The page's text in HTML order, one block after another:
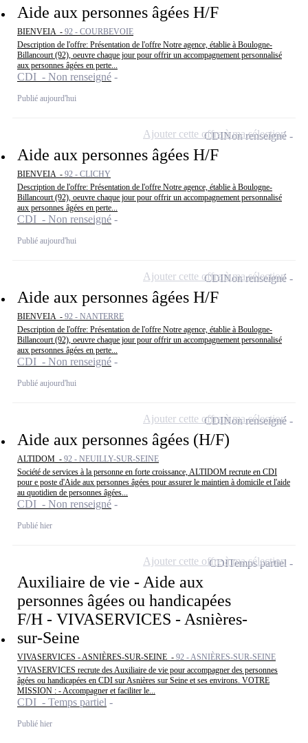
Aide aux personnes âgées H/F
BIENVEIA - 92 - COURBEVOIE
Description de l'offre: Présentation de l'offre Notre agence, établie à Boulogne-
Billancourt (92), oeuvre chaque jour pour offrir un accompagnement personnalisé
aux personnes âgées en perte...
CDI - Non renseigné
Publié aujourd'hui
Aide aux personnes âgées H/F
BIENVEIA - 92 - CLICHY
Description de l'offre: Présentation de l'offre Notre agence, établie à Boulogne-
Billancourt (92), oeuvre chaque jour pour offrir un accompagnement personnalisé
aux personnes âgées en perte...
CDI - Non renseigné
Publié aujourd'hui
CDINon renseigné
Ajouter cette offre à ma sélection
Aide aux personnes âgées H/F
BIENVEIA - 92 - NANTERRE
Description de l'offre: Présentation de l'offre Notre agence, établie à Boulogne-
Billancourt (92), oeuvre chaque jour pour offrir un accompagnement personnalisé
aux personnes âgées en perte...
CDI - Non renseigné
Publié aujourd'hui
CDINon renseigné
Ajouter cette offre à ma sélection
Aide aux personnes âgées (H/F)
ALTIDOM - 92 - NEUILLY-SUR-SEINE
Société de services à la personne en forte croissance, ALTIDOM recrute en CDI
pour e poste d'Aide aux personnes âgées pour assurer le maintien à domicile et l'aide
au quotidien de personnes âgées...
CDI - Non renseigné
Publié hier
CDINon renseigné
Ajouter cette offre à ma sélection
Auxiliaire de vie - Aide aux
personnes âgées ou handicapées
F/H - VIVASERVICES - Asnières-
sur-Seine
VIVASERVICES - ASNIÈRES-SUR-SEINE - 92 - ASNIÈRES-SUR-SEINE
VIVASERVICES recrute des Auxiliaire de vie pour accompagner des personnes
âgées ou handicapées en CDI sur Asnières sur Seine et ses environs. VOTRE
MISSION : - Accompagner et faciliter le...
CDI - Temps partiel
Publié hier
CDITemps partiel
Ajouter cette offre à ma sélection